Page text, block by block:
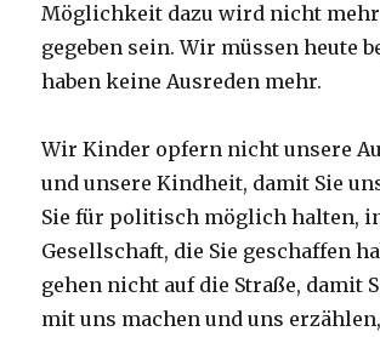
Möglichkeit dazu wird nicht
gegeben sein. Wir müssen heute
haben keine Ausreden mehr.
Wir Kinder opfern nicht unsere
und unsere Kindheit, damit Sie
Sie für politisch möglich halten,
Gesellschaft, die Sie geschaffen
gehen nicht auf die Straße, damit
mit uns machen und uns